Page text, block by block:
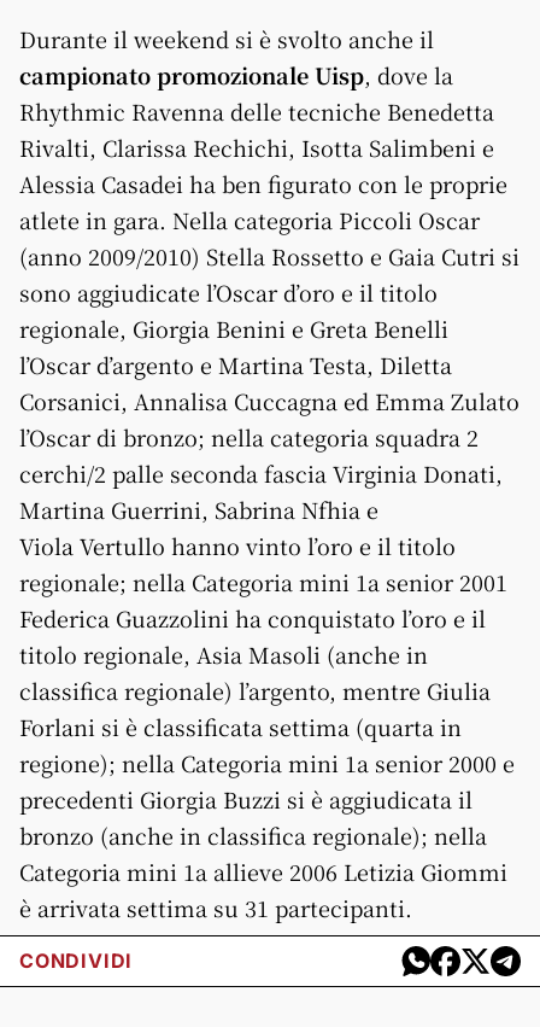
Durante il weekend si è svolto anche il
campionato promozionale Uisp, dove la
Rhythmic Ravenna delle tecniche Benedetta
Rivalti, Clarissa Rechichi, Isotta Salimbeni e
Alessia Casadei ha ben figurato con le proprie
atlete in gara. Nella categoria Piccoli Oscar
(anno 2009/2010) Stella Rossetto e Gaia Cutri si
sono aggiudicate l’Oscar d’oro e il titolo
regionale, Giorgia Benini e Greta Benelli
l’Oscar d’argento e Martina Testa, Diletta
Corsanici, Annalisa Cuccagna ed Emma Zulato
l’Oscar di bronzo; nella categoria squadra 2
cerchi/2 palle seconda fascia Virginia Donati,
Martina Guerrini, Sabrina Nfhia e
Viola Vertullo hanno vinto l’oro e il titolo
regionale; nella Categoria mini 1a senior 2001
Federica Guazzolini ha conquistato l’oro e il
titolo regionale, Asia Masoli (anche in
classifica regionale) l’argento, mentre Giulia
Forlani si è classificata settima (quarta in
regione); nella Categoria mini 1a senior 2000 e
precedenti Giorgia Buzzi si è aggiudicata il
bronzo (anche in classifica regionale); nella
Categoria mini 1a allieve 2006 Letizia Giommi
è arrivata settima su 31 partecipanti.
CONDIVIDI